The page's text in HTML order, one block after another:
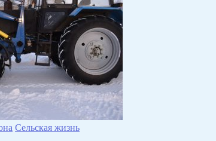
Сельская жизнь